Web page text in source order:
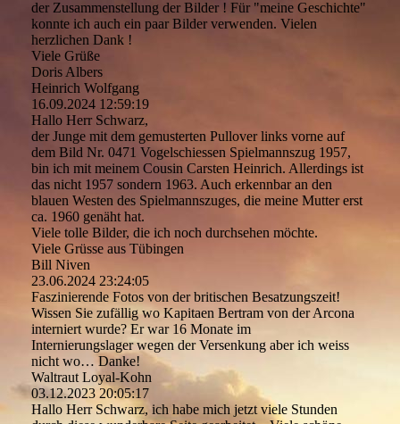
der Zusammenstellung der Bilder ! Für "meine Geschichte"
konnte ich auch ein paar Bilder verwenden. Vielen
herzlichen Dank !
Viele Grüße
Doris Albers
Heinrich Wolfgang
16.09.2024 12:59:19
Hallo Herr Schwarz,
der Junge mit dem gemusterten Pullover links vorne auf
dem Bild Nr. 0471 Vogelschiessen Spielmannszug 1957,
bin ich mit meinem Cousin Carsten Heinrich. Allerdings ist
das nicht 1957 sondern 1963. Auch erkennbar an den
blauen Westen des Spielmannszuges, die meine Mutter erst
ca. 1960 genäht hat.
Viele tolle Bilder, die ich noch durchsehen möchte.
Viele Grüsse aus Tübingen
Bill Niven
23.06.2024 23:24:05
Faszinierende Fotos von der britischen Besatzungszeit!
Wissen Sie zufällig wo Kapitaen Bertram von der Arcona
interniert wurde? Er war 16 Monate im
Internierungslager wegen der Versenkung aber ich weiss
nicht wo… Danke!
Waltraut Loyal-Kohn
03.12.2023 20:05:17
Hallo Herr Schwarz, ich habe mich jetzt viele Stunden